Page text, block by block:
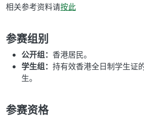
相关参考资料请按此
参赛组别
公开组： 香港居民。
学生组： 持有效香港全日制学生证
生。
参赛资格